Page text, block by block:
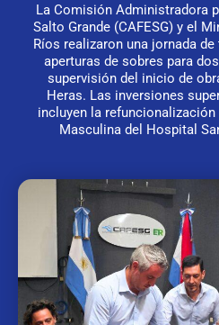
La Comisión Administradora
Salto Grande (CAFESG) y el
Ríos realizaron una jornada
aperturas de sobres para
supervisión del inicio de
Heras. Las inversiones
incluyen la
Masculina del Hospital